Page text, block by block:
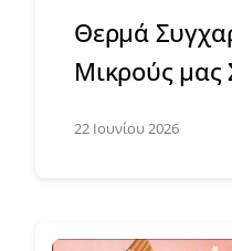
Θερμά
Μικρούς μας
22 Ιουνίου 2026